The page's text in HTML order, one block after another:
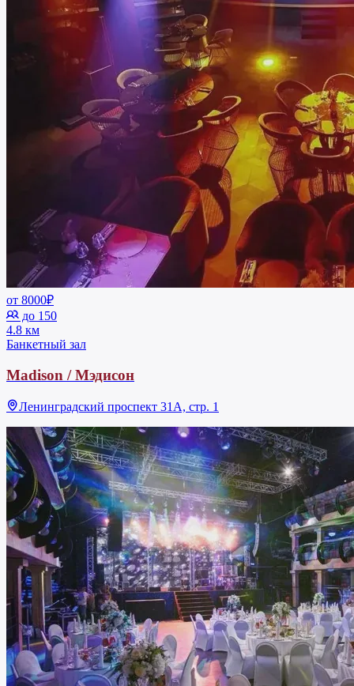
от 8000₽
до 150
4.8 км
Банкетный зал
Madison / Мэдисон
Ленинградский проспект 31А, стр. 1